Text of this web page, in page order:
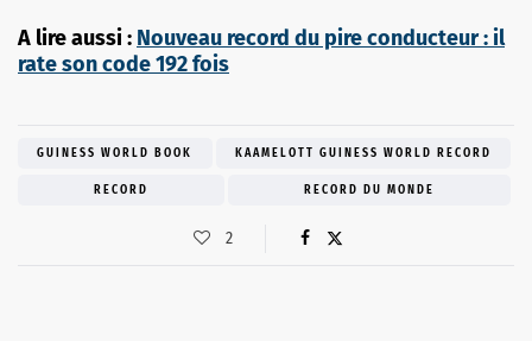
A lire aussi : Nouveau record du pire conducteur : il
rate son code 192 fois
GUINESS WORLD BOOK KAAMELOTT GUINESS WORLD RECORD
RECORD RECORD DU MONDE
2